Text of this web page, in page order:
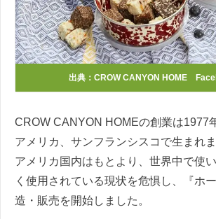
出典： CROW CANYON HOME
CROW CANYON HOMEの創業は1977
アメリカ、サンフランシスコで生まれま
アメリカ国内はもとより、世界中で使
く使用されている現状を危惧し、『ホ
造・販売を開始しました。